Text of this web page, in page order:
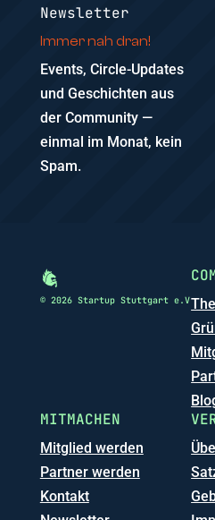
Newsletter
Immer nah dran!
Events, Circle-Updates
und Geschichten aus
der Community —
einmal im Monat, kein
Spam.
© 2026 Startup Stuttgart e.V
MITMACHEN
Mitglied werden
Partner werden
Kontakt